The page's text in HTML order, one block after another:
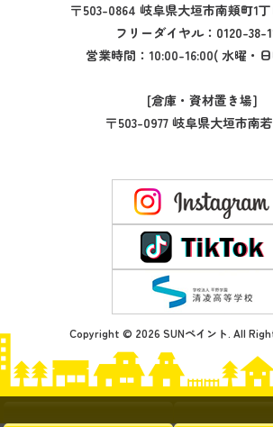
〒503-0864 岐阜県大垣市南頬町1丁
フリーダイヤル： 0120-38-
営業時間：10:00-16:00( 水曜・
[倉庫・資材置き場]
〒503-0977 岐阜県大垣市南
Copyright © 2026 SUNペイント. All